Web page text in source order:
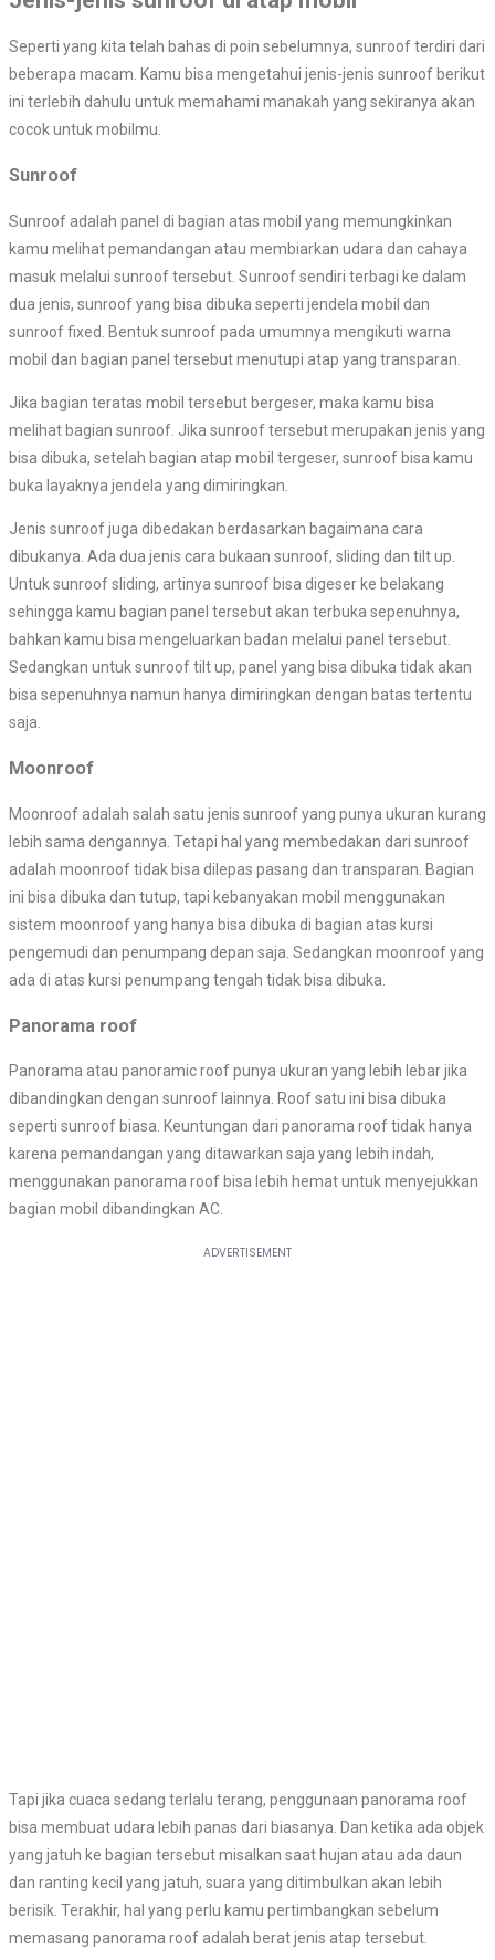
Seperti yang kita telah bahas di poin sebelumnya, sunroof terdiri dari
beberapa macam. Kamu bisa mengetahui jenis-jenis sunroof berikut
ini terlebih dahulu untuk memahami manakah yang sekiranya akan
cocok untuk mobilmu.
Sunroof
Sunroof adalah panel di bagian atas mobil yang memungkinkan
kamu melihat pemandangan atau membiarkan udara dan cahaya
masuk melalui sunroof tersebut. Sunroof sendiri terbagi ke dalam
dua jenis, sunroof yang bisa dibuka seperti jendela mobil dan
sunroof fixed. Bentuk sunroof pada umumnya mengikuti warna
mobil dan bagian panel tersebut menutupi atap yang transparan.
Jika bagian teratas mobil tersebut bergeser, maka kamu bisa
melihat bagian sunroof. Jika sunroof tersebut merupakan jenis yang
bisa dibuka, setelah bagian atap mobil tergeser, sunroof bisa kamu
buka layaknya jendela yang dimiringkan.
Jenis sunroof juga dibedakan berdasarkan bagaimana cara
dibukanya. Ada dua jenis cara bukaan sunroof, sliding dan tilt up.
Untuk sunroof sliding, artinya sunroof bisa digeser ke belakang
sehingga kamu bagian panel tersebut akan terbuka sepenuhnya,
bahkan kamu bisa mengeluarkan badan melalui panel tersebut.
Sedangkan untuk sunroof tilt up, panel yang bisa dibuka tidak akan
bisa sepenuhnya namun hanya dimiringkan dengan batas tertentu
saja.
Moonroof
Moonroof adalah salah satu jenis sunroof yang punya ukuran kurang
lebih sama dengannya. Tetapi hal yang membedakan dari sunroof
adalah moonroof tidak bisa dilepas pasang dan transparan. Bagian
ini bisa dibuka dan tutup, tapi kebanyakan mobil menggunakan
sistem moonroof yang hanya bisa dibuka di bagian atas kursi
pengemudi dan penumpang depan saja. Sedangkan moonroof yang
ada di atas kursi penumpang tengah tidak bisa dibuka.
Panorama roof
Panorama atau panoramic roof punya ukuran yang lebih lebar jika
dibandingkan dengan sunroof lainnya. Roof satu ini bisa dibuka
seperti sunroof biasa. Keuntungan dari panorama roof tidak hanya
karena pemandangan yang ditawarkan saja yang lebih indah,
menggunakan panorama roof bisa lebih hemat untuk menyejukkan
bagian mobil dibandingkan AC.
Tapi jika cuaca sedang terlalu terang, penggunaan panorama roof
bisa membuat udara lebih panas dari biasanya. Dan ketika ada objek
yang jatuh ke bagian tersebut misalkan saat hujan atau ada daun
dan ranting kecil yang jatuh, suara yang ditimbulkan akan lebih
berisik. Terakhir, hal yang perlu kamu pertimbangkan sebelum
memasang panorama roof adalah berat jenis atap tersebut.